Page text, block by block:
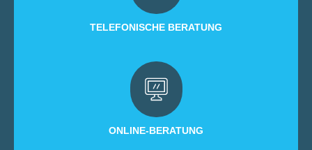
TELEFONISCHE BERATUNG
ONLINE-BERATUNG